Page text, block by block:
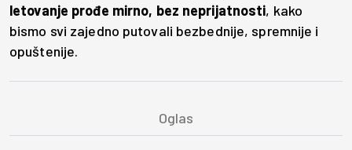
letovanje prođe mirno, bez neprijatnosti, kako
bismo svi zajedno putovali bezbednije, spremnije i
opuštenije.